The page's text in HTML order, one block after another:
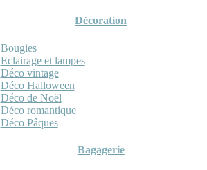
Décoration
Bougies
Eclairage et lampes
Déco vintage
Déco Halloween
Déco de Noël
Déco romantique
Déco Pâques
Bagagerie